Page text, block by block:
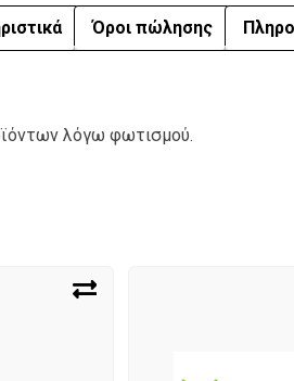
Όροι πώλησης
λόγω φωτισμού.